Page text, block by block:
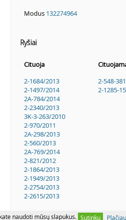
naudoti mūsų slapukus. Sutinku Plačiau
Modus 132274964
Ryšiai
Cituoja
2-1684/2013
2-1497/2014
2A-784/2014
2-2340/2013
3K-3-263/2010
2-970/2011
2A-298/2013
2-560/2013
2A-769/2014
2-821/2012
2-1864/2013
2-1949/2013
2-2754/2013
2-2615/2013
2-548-
2-1285-